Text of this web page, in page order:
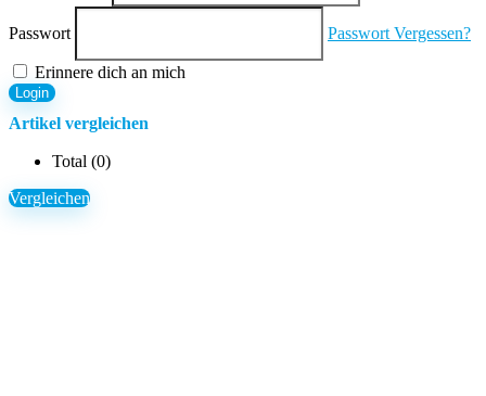
Passwort Passwort Vergessen?
Erinnere dich an mich
Login
Artikel vergleichen
Total (0)
Vergleichen